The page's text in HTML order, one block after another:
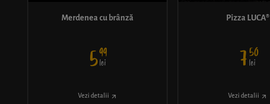
Merdenea cu brânză
599
lei
Vezi detalii
Pizza LUCA®
750
lei
Vezi detalii